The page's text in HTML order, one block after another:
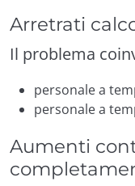
Arretrati
Il problema
personale a
personale a
Aumenti